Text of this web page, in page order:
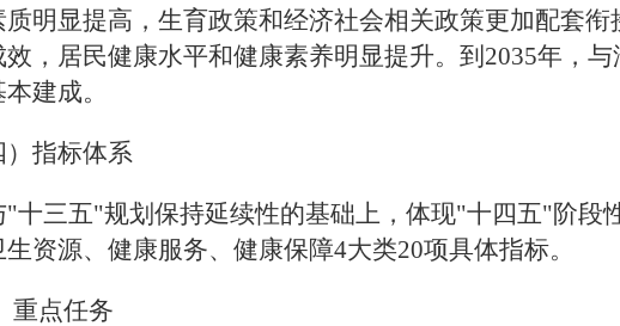
明显提高，生育政策和经济社会相关政策更加配套
，居民健康水平和健康素养明显提升。到 2035年，与
建成。
指标体系
"十三五"规划保持延续性的基础上，体现"十四五"阶段
生资源、健康服务、健康保障4大类20项具体指标。
重点任务